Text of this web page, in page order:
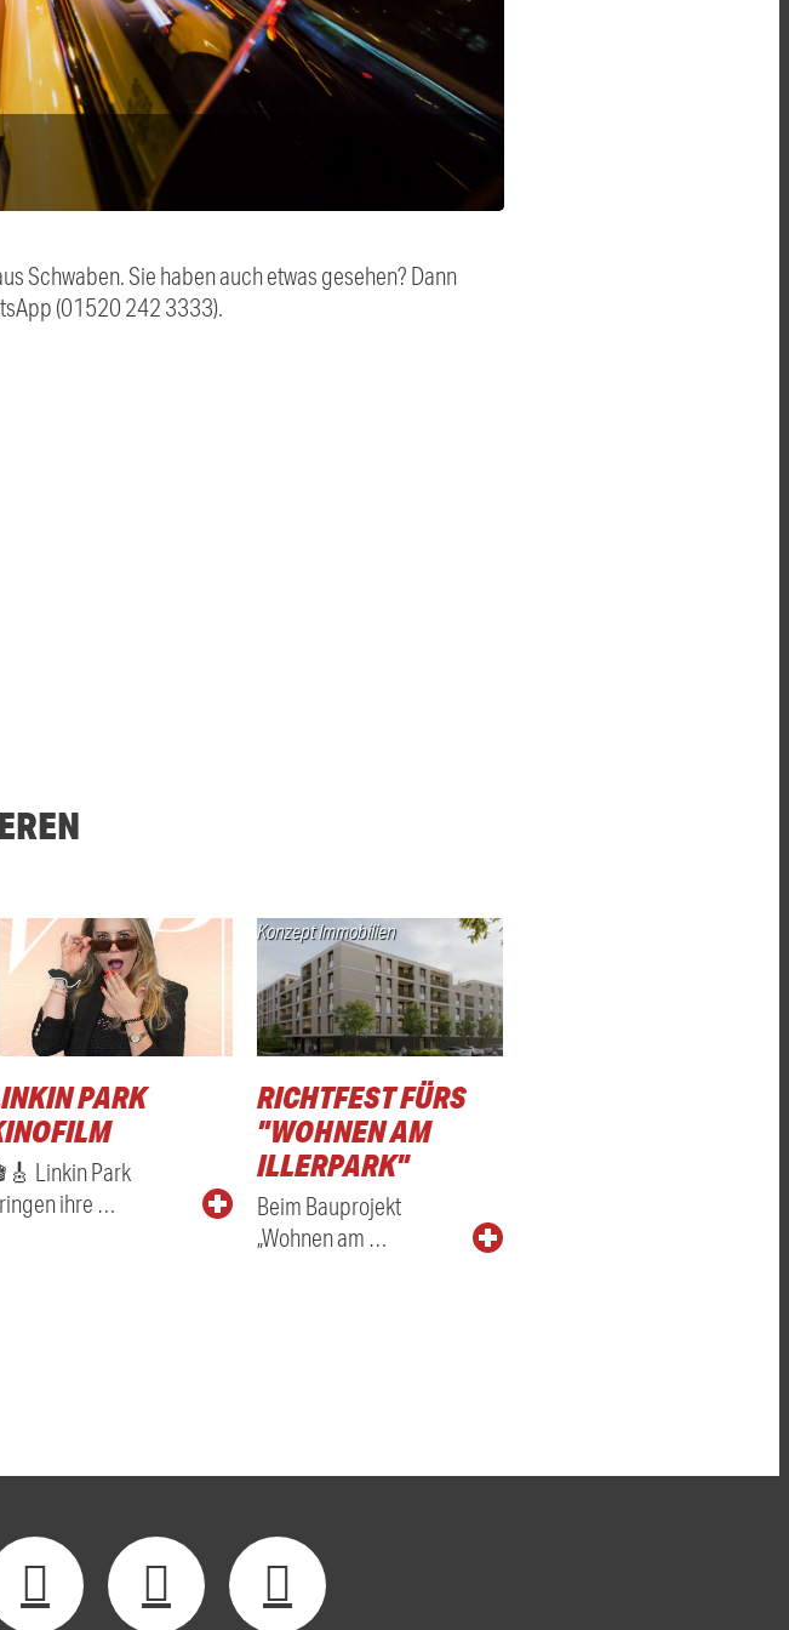
Schwaben. Sie haben auch etwas gesehen? Dann
(01520 242 3333).
PARK
Linkin Park
ihre …
Konzept Immobilien
RICHTFEST FÜRS
"WOHNEN AM
ILLERPARK"
Beim Bauprojekt
„Wohnen am …